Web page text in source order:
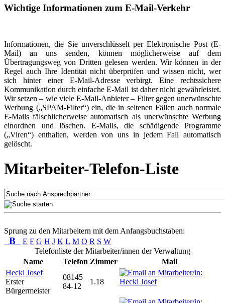
Wichtige Informationen zum E-Mail-Verkehr
Informationen, die Sie unverschlüsselt per Elektronische Post (E-
Mail) an uns senden, können möglicherweise auf dem
Übertragungsweg von Dritten gelesen werden. Wir können in der
Regel auch Ihre Identität nicht überprüfen und wissen nicht, wer
sich hinter einer E-Mail-Adresse verbirgt. Eine rechtssichere
Kommunikation durch einfache E-Mail ist daher nicht gewährleistet.
Wir setzen – wie viele E-Mail-Anbieter – Filter gegen unerwünschte
Werbung („SPAM-Filter“) ein, die in seltenen Fällen auch normale
E-Mails fälschlicherweise automatisch als unerwünschte Werbung
einordnen und löschen. E-Mails, die schädigende Programme
(„Viren“) enthalten, werden von uns in jedem Fall automatisch
gelöscht.
Mitarbeiter-Telefon-Liste
Sprung zu den Mitarbeitern mit dem Anfangsbuchstaben:
B E F G H J K L M O R S W
Telefonliste der Mitarbeiter/innen der Verwaltung
Name
Telefon Zimmer
Mail
Heckl Josef
Erster
Bürgermeister
08145
84-12
1.18